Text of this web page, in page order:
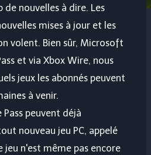
nouvelles à dire. Les
mises à jour et les
volent. Bien sûr, Microsoft
et via Xbox Wire, nous
jeux les abonnés peuvent
à venir.
Pass peuvent déjà
nouveau jeu PC, appelé
jeu n'est même pas encore